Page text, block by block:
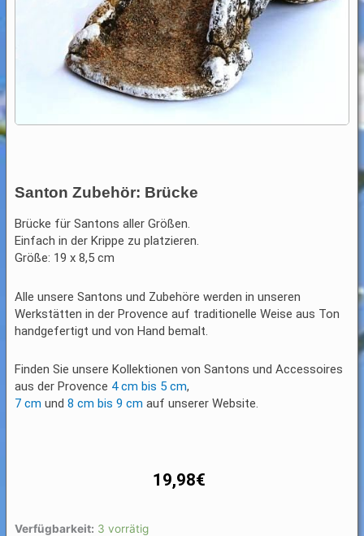
Santon Zubehör: Brücke
Brücke für Santons aller Größen.
Einfach in der Krippe zu platzieren.
Größe: 19 x 8,5 cm
Alle unsere Santons und Zubehöre werden in unseren
Werkstätten in der Provence auf traditionelle Weise aus Ton
handgefertigt und von Hand bemalt.
Finden Sie unsere Kollektionen von Santons und Accessoires
aus der Provence 4 cm bis 5 cm,
7 cm und8 cm bis 9 cm auf unserer Website.
19,98€
Verfügbarkeit: 3 vorrätig
Santon